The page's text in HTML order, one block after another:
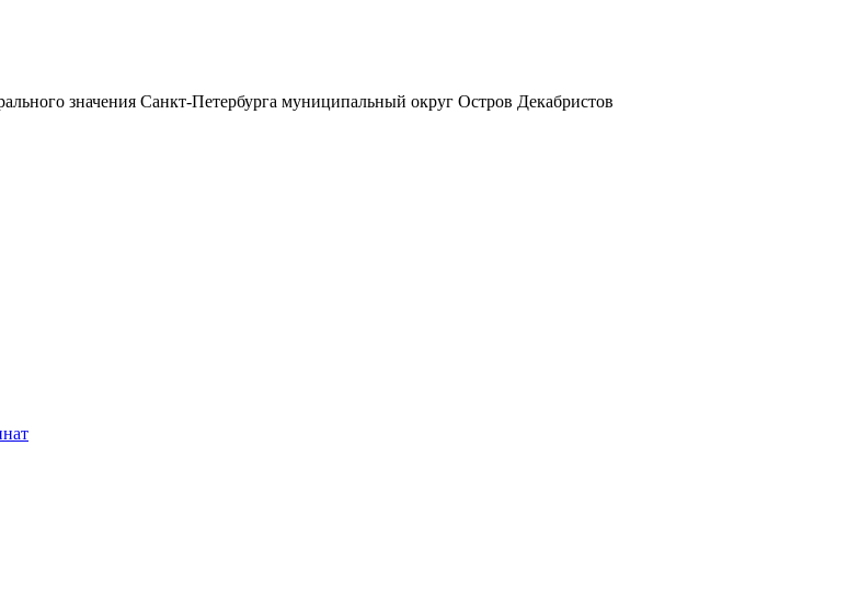
значения Санкт-Петербурга муниципальный округ Остров Декабристов